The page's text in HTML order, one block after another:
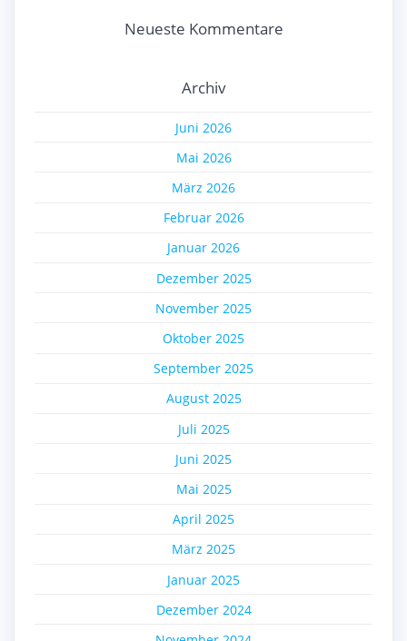
Neueste Kommentare
Archiv
Juni 2026
Mai 2026
März 2026
Februar 2026
Januar 2026
Dezember 2025
November 2025
Oktober 2025
September 2025
August 2025
Juli 2025
Juni 2025
Mai 2025
April 2025
März 2025
Januar 2025
Dezember 2024